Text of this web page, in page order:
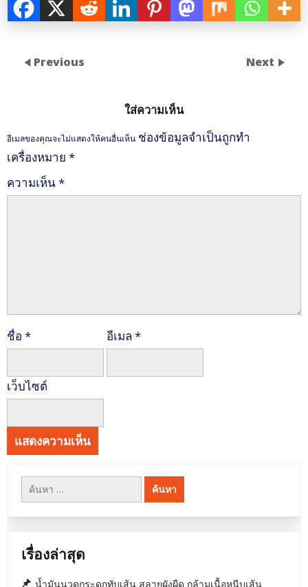
Previous Next
ใส่ความเห็น
อีเมลของคุณจะไม่แสดงให้คนอื่นเห็น ช่องข้อมูลจำเป็นถูกทำ
เครื่องหมาย *
ความเห็น*
ชื่อ * อีเมล *
เว็บไซต์
ค้นหา
สำหรับ:
เรื่องล่าสุด
น้ำมันนวดกระดูกทับเส้น สลายผังผืด กล้ามเนื้อหนีบเส้น